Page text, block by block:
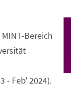
Bereich
- Feb' 2024).